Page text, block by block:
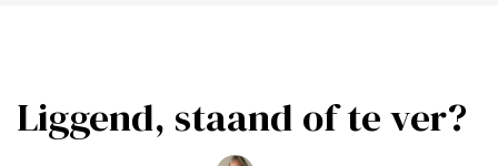
Liggend, staand of te ver?